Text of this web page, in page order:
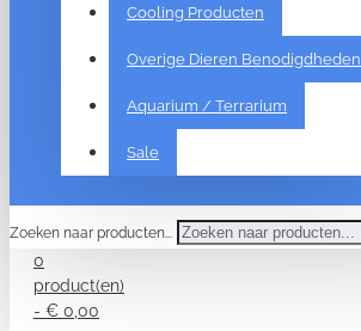
Cooling Producten
Overige Dieren Benodigdheden
Aquarium / Terrarium
Sale
Zoeken naar producten...
0
product(en)
- € 0,00